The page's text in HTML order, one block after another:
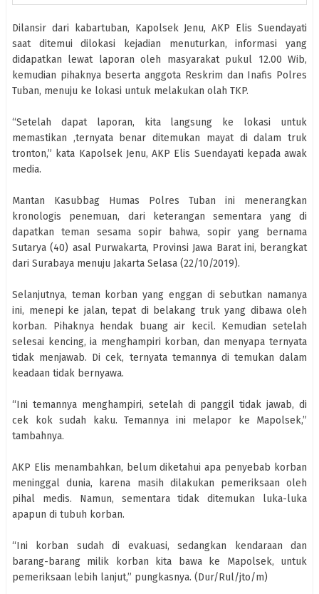
Dilansir dari kabartuban, Kapolsek Jenu, AKP Elis Suendayati
saat ditemui dilokasi kejadian menuturkan, informasi yang
didapatkan lewat laporan oleh masyarakat pukul 12.00 Wib,
kemudian pihaknya beserta anggota Reskrim dan Inafis Polres
Tuban, menuju ke lokasi untuk melakukan olah TKP.
“Setelah dapat laporan, kita langsung ke lokasi untuk
memastikan ,ternyata benar ditemukan mayat di dalam truk
tronton,” kata Kapolsek Jenu, AKP Elis Suendayati kepada awak
media.
Mantan Kasubbag Humas Polres Tuban ini menerangkan
kronologis penemuan, dari keterangan sementara yang di
dapatkan teman sesama sopir bahwa, sopir yang bernama
Sutarya (40) asal Purwakarta, Provinsi Jawa Barat ini, berangkat
dari Surabaya menuju Jakarta Selasa (22/10/2019).
Selanjutnya, teman korban yang enggan di sebutkan namanya
ini, menepi ke jalan, tepat di belakang truk yang dibawa oleh
korban. Pihaknya hendak buang air kecil. Kemudian setelah
selesai kencing, ia menghampiri korban, dan menyapa ternyata
tidak menjawab. Di cek, ternyata temannya di temukan dalam
keadaan tidak bernyawa.
“Ini temannya menghampiri, setelah di panggil tidak jawab, di
cek kok sudah kaku. Temannya ini melapor ke Mapolsek,”
tambahnya.
AKP Elis menambahkan, belum diketahui apa penyebab korban
meninggal dunia, karena masih dilakukan pemeriksaan oleh
pihal medis. Namun, sementara tidak ditemukan luka-luka
apapun di tubuh korban.
“Ini korban sudah di evakuasi, sedangkan kendaraan dan
barang-barang milik korban kita bawa ke Mapolsek, untuk
pemeriksaan lebih lanjut,” pungkasnya. (Dur/Rul/jto/m)